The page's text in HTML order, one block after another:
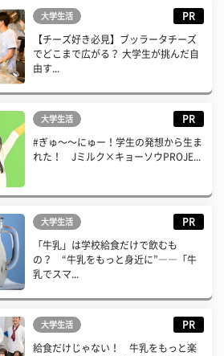
大学生活 PR
【チーズ好き必見】ブッラータチーズ
でどこまで広がる？ 大学生が挑んだ自
由す...
大学生活 PR
#ぎゅ〜〜にゅー！学生の発想から生ま
れた！ Jミルク×キョーソウPROJE...
大学生活 PR
「牛乳」は学校給食だけで飲むも
の？ “牛乳をもっと身近に”――「牛
乳でスマ...
大学生活 PR
給食だけじゃない！ 牛乳をもっと楽